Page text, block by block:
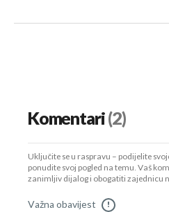
Komentari(2)
Uključite se u raspravu – podijelite
ponudite svoj pogled na temu. Vaš
zanimljiv dijalog i obogatiti zajednicu
Važna obavijest !